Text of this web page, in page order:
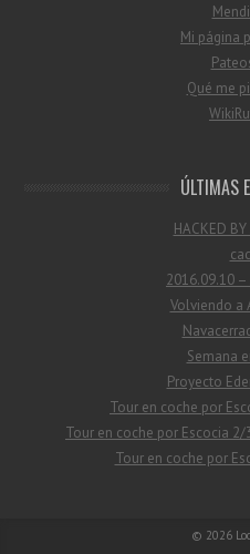
Mi página
Qué me
ÚLTIMAS
HACKED
2016.09.10
Volviendo a
Semana
Proyecto
Tour en coche por
Tour en coche por Escocia
Tour en coche por
© 2026